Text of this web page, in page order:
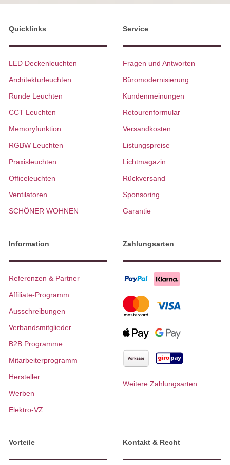
Quicklinks
LED Deckenleuchten
Architekturleuchten
Runde Leuchten
CCT Leuchten
Memoryfunktion
RGBW Leuchten
Praxisleuchten
Officeleuchten
Ventilatoren
SCHÖNER WOHNEN
Service
Fragen und Antworten
Büromodernisierung
Kundenmeinungen
Retourenformular
Versandkosten
Listungspreise
Lichtmagazin
Rückversand
Sponsoring
Garantie
Information
Referenzen & Partner
Affiliate-Programm
Ausschreibungen
Verbandsmitglieder
B2B Programme
Mitarbeiterprogramm
Hersteller
Werben
Elektro-VZ
Zahlungsarten
Weitere Zahlungsarten
Vorteile Kontakt & Recht